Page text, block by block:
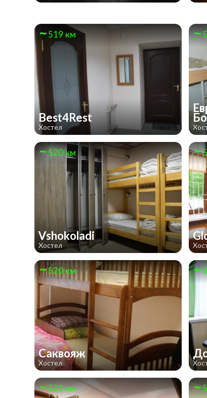
519 км
Best4Rest
Хостел
520 км
Vshokoladi
Хостел
520 км
Саквояж
Хостел
521 км